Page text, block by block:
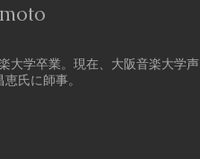
大学卒業。現在、大阪音楽大学声
氏に師事。